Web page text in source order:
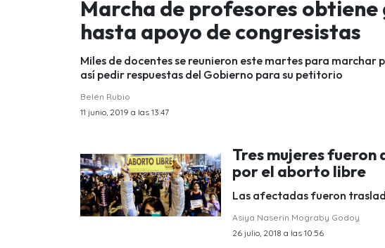
Marcha de profesores
hasta apoyo de congresistas
Miles de docentes se reunieron este martes para marchar
así pedir respuestas del Gobierno para su petitorio
Belén Rubio
11 junio, 2019 a las 13:47
Tres mujeres
por el aborto libre
Las afectadas fueron
Asiya Naserin Mograby Godoy
26 julio, 2018 a las 10:56